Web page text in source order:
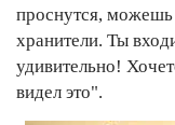
проснутся, можешь
хранители. Ты
удивительно!
видел это".